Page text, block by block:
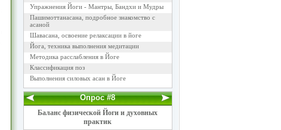
Упражнения Йоги - Мантры, Бандхи и Мудры
Пашимоттанасана, подробное знакомство с
асаной
Шавасана, освоение релаксации в йоге
Йога, техника выполнения медитации
Методика расслабления в Йоге
Классификация поз
Выполнения силовых асан в Йоге
Опрос #8
Баланс физической Йоги и духовных
практик